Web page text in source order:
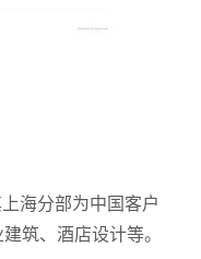
海分部为中国客户
筑、酒店设计等。